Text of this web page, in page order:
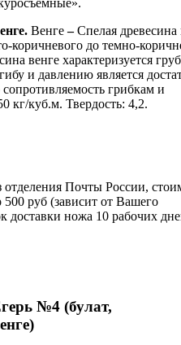
Венге–Спелая древесина
коричневого до темно-
венге характеризуется
и давлению является
грибкам и
кг/куб.м. Твердость: 4,2.
Почты России,
500 руб (зависит от Вашего
доставки ножа 10 рабочих
№4 (булат,